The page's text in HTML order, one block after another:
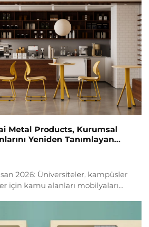
Metal Products, Kurumsal
Yeniden Tanımlayan
2026: Üniversiteler, kampüsler
için kamu alanları mobilyaları
piyasaya çıkışını resmi olarak